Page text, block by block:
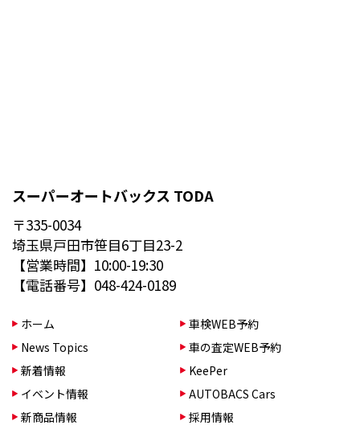
スーパーオートバックス TODA
〒335-0034
埼玉県戸田市笹目6丁目23-2
【営業時間】10:00-19:30
【電話番号】048-424-0189
ホーム
News Topics
新着情報
イベント情報
新商品情報
車検WEB予約
車の査定WEB予約
KeePer
AUTOBACS Cars
採用情報